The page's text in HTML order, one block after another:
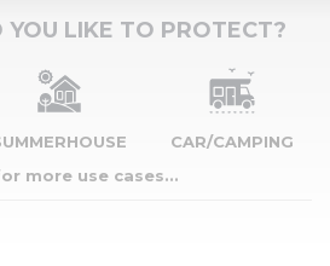
LIKE TO PROTECT?
CAR/CAMPING
more use cases...